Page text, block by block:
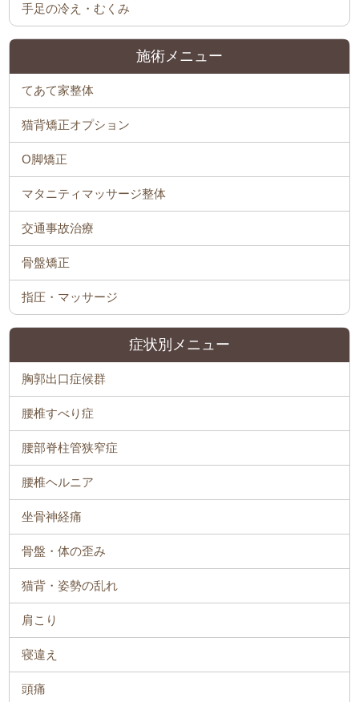
手足の冷え・むくみ
施術メニュー
てあて家整体
猫背矯正オプション
O脚矯正
マタニティマッサージ整体
交通事故治療
骨盤矯正
指圧・マッサージ
症状別メニュー
胸郭出口症候群
腰椎すべり症
腰部脊柱管狭窄症
腰椎ヘルニア
坐骨神経痛
骨盤・体の歪み
猫背・姿勢の乱れ
肩こり
寝違え
頭痛